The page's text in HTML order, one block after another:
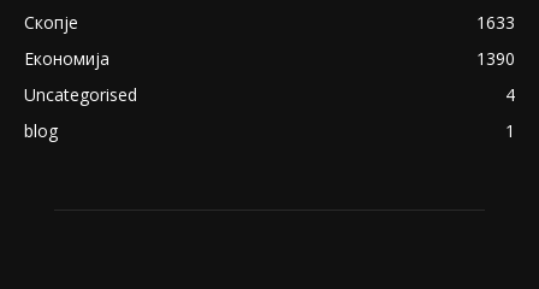
Скопје
1633
Економија
1390
Uncategorised
4
blog
1